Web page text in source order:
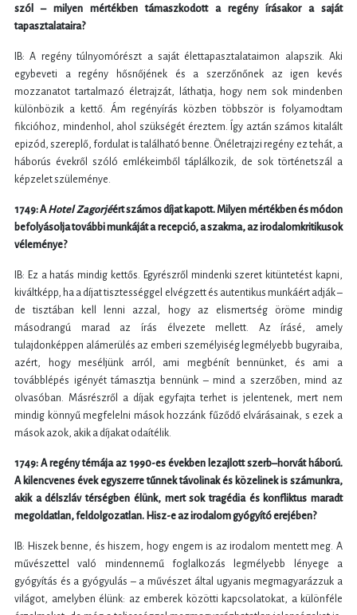
szól – milyen mértékben támaszkodott a regény írásakor a saját
tapasztalataira?
IB: A regény túlnyomórészt a saját élettapasztalataimon alapszik. Aki
egybeveti a regény hősnőjének és a szerzőnőnek az igen kevés
mozzanatot tartalmazó életrajzát, láthatja, hogy nem sok mindenben
különbözik a kettő. Ám regényírás közben többször is folyamodtam
fikcióhoz, mindenhol, ahol szükségét éreztem. Így aztán számos kitalált
epizód, szereplő, fordulat is található benne. Önéletrajzi regény ez tehát, a
háborús évekről szóló emlékeimből táplálkozik, de sok történetszál a
képzelet szüleménye.
1749: AHotel Zagorjéért számos díjat kapott. Milyen mértékben és módon
befolyásolja további munkáját a recepció, a szakma, az irodalomkritikusok
véleménye?
IB: Ez a hatás mindig kettős. Egyrészről mindenki szeret kitüntetést kapni,
kiváltképp, ha a díjat tisztességgel elvégzett és autentikus munkáért adják –
de tisztában kell lenni azzal, hogy az elismertség öröme mindig
másodrangú marad az írás élvezete mellett. Az írásé, amely
tulajdonképpen alámerülés az emberi személyiség legmélyebb bugyraiba,
azért, hogy meséljünk arról, ami megbénít bennünket, és ami a
továbblépés igényét támasztja bennünk – mind a szerzőben, mind az
olvasóban. Másrészről a díjak egyfajta terhet is jelentenek, mert nem
mindig könnyű megfelelni mások hozzánk fűződő elvárásainak, s ezek a
mások azok, akik a díjakat odaítélik.
1749: A regény témája az 1990-es években lezajlott szerb–horvát háború.
A kilencvenes évek egyszerre tűnnek távolinak és közelinek is számunkra,
akik a délszláv térségben élünk, mert sok tragédia és konfliktus maradt
megoldatlan, feldolgozatlan. Hisz-e az irodalom gyógyító erejében?
IB: Hiszek benne, és hiszem, hogy engem is az irodalom mentett meg. A
művészettel való mindennemű foglalkozás legmélyebb lényege a
gyógyítás és a gyógyulás – a művészet által ugyanis megmagyarázzuk a
világot, amelyben élünk: az emberek közötti kapcsolatokat, a különféle